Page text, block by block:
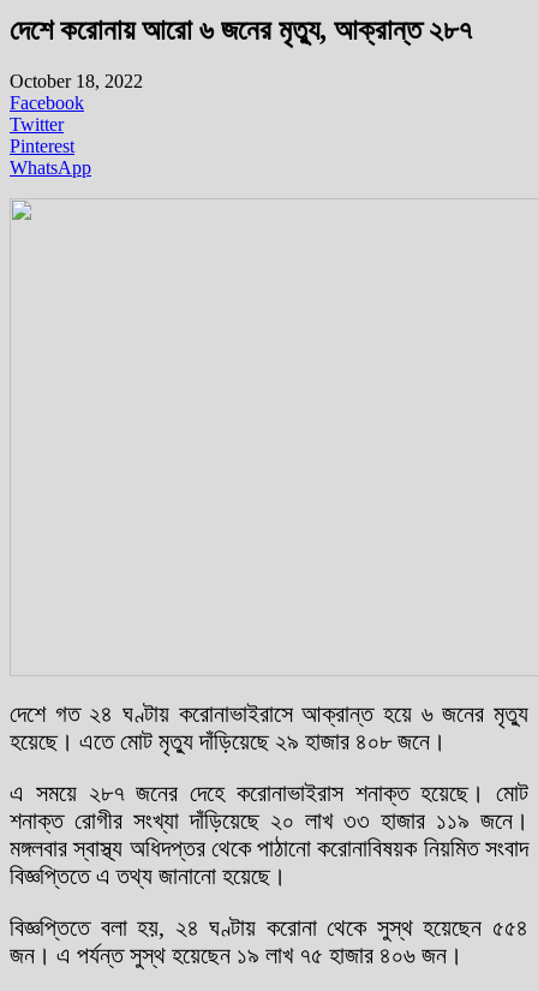
দেশে করোনায় আরো ৬ জনের মৃত্যু, আক্রান্ত ২৮৭
October 18, 2022
Facebook
Twitter
Pinterest
WhatsApp
দেশে গত ২৪ ঘণ্টায় করোনাভাইরাসে আক্রান্ত হয়ে ৬ জনের মৃত্যু
হয়েছে। এতে মোট মৃত্যু দাঁড়িয়েছে ২৯ হাজার ৪০৮ জনে।
এ সময়ে ২৮৭ জনের দেহে করোনাভাইরাস শনাক্ত হয়েছে। মোট
শনাক্ত রোগীর সংখ্যা দাঁড়িয়েছে ২০ লাখ ৩৩ হাজার ১১৯ জনে।
মঙ্গলবার স্বাস্থ্য অধিদপ্তর থেকে পাঠানো করোনাবিষয়ক নিয়মিত সংবাদ
বিজ্ঞপ্তিতে এ তথ্য জানানো হয়েছে।
বিজ্ঞপ্তিতে বলা হয়, ২৪ ঘণ্টায় করোনা থেকে সুস্থ হয়েছেন ৫৫৪
জন। এ পর্যন্ত সুস্থ হয়েছেন ১৯ লাখ ৭৫ হাজার ৪০৬ জন।